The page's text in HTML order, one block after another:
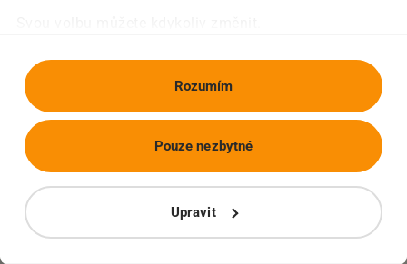
Rozumím
Upravit
Pouze nezbytné